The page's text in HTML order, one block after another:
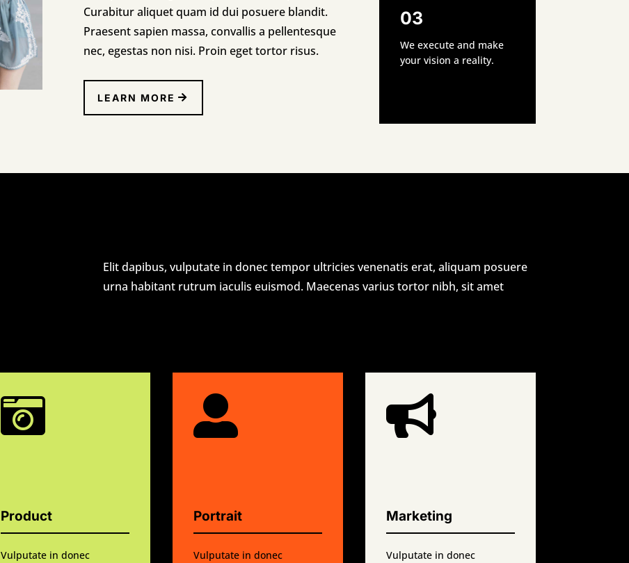
Curabitur aliquet quam id dui posuere blandit.
Praesent sapien massa, convallis a pellentesque
nec, egestas non nisi. Proin eget tortor risus.
LEARN MORE
03
We execute and make
your vision a reality.
Elit dapibus, vulputate in donec tempor ultricies venenatis erat, aliquam posuere
urna habitant rutrum iaculis euismod. Maecenas varius tortor nibh, sit amet

Product
Vulputate in donec

Portrait
Vulputate in donec

Marketing
Vulputate in donec